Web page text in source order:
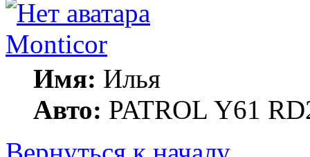
Monticor
Имя: Илья
Авто: PATROL Y61